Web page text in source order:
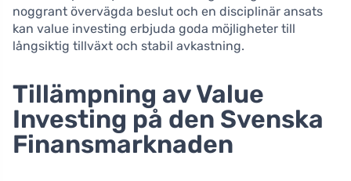
noggrant övervägda beslut och en disciplinär ansats
kan value investing erbjuda goda möjligheter till
långsiktig tillväxt och stabil avkastning.
Tillämpning av Value
Investing på den Svenska
Finansmarknaden